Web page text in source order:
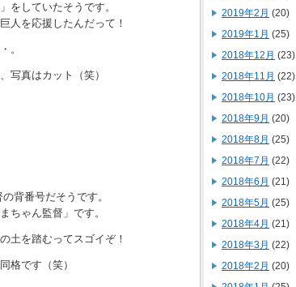
をしていたそうです。
人を応援したんだって！
。
写真はカット（笑）
背番号だそうです。
ちゃん監督」です。
土を踏むってスゴイぞ！
格です（笑）
2019年2月 (20)
2019年1月 (25)
2018年12月 (23)
2018年11月 (22)
2018年10月 (23)
2018年9月 (20)
2018年8月 (25)
2018年7月 (22)
2018年6月 (21)
2018年5月 (25)
2018年4月 (21)
2018年3月 (22)
2018年2月 (20)